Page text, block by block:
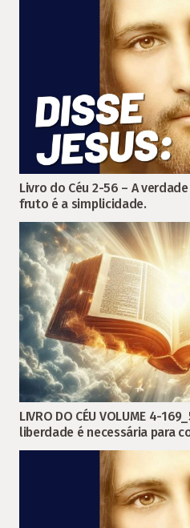
Livro do Céu 2-56 – A
fruto é a simplicidade.
LIVRO DO CÉU VOLUME 4-
liberdade é necessária para